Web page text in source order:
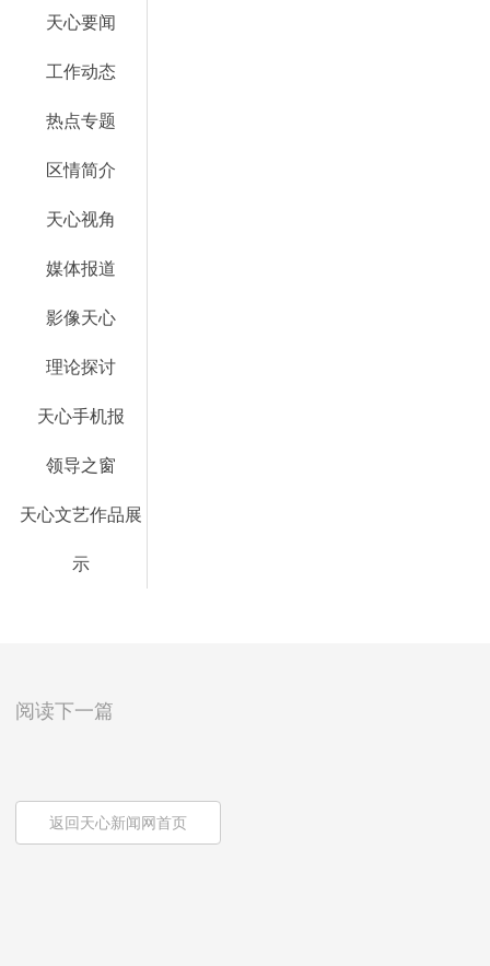
天心要闻
工作动态
热点专题
区情简介
天心视角
媒体报道
影像天心
理论探讨
天心手机报
领导之窗
天心文艺作品展
示
阅读下一篇
返回天心新闻网首页